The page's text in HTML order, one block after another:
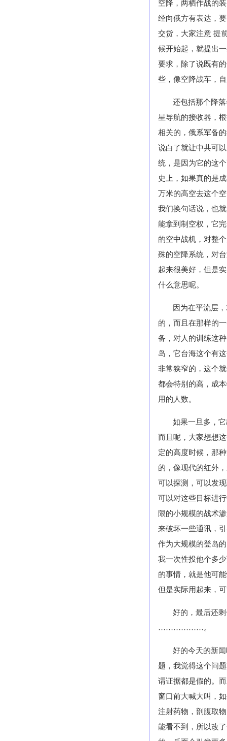
空降，两栖作战的
经向俄方有表达，
交货，大家注意 提
候开始起，就提出
要求，除了说既有
些，像空降战车，
还包括那个降
星导航的接收器，
相关的，俄系军备
说白了就让中共可
统，是因为它的这
史上，如果真的是
万米的高空去这个
我们换句话说，也
能拿到制空权，它
的空中战机，对整
殊的空降系统，对
起来很美好，但是
什么意思呢。
因为在平流层
的，而且在那样的
备，对人的训练这
岛，它台海这个有
非常狭窄的，这个
都会特别的高，成
用的人数。
如果一旦多，
而且呢，大家想想
定的高度时候，那
的，像现代的红外
可以探测，可以发
可以对这些目标进
限的小规模的战术
来破坏一些通讯，
作为大规模的登岛
我一次性投他个多
的事情，就是他可
但是实际用起来，
好的，最后还
………………。
好的今天的新
题，我觉得这个问
谓证据都是假的。
窗口前大喊大叫，
注射药物，剖腹取
能看不到，所以改